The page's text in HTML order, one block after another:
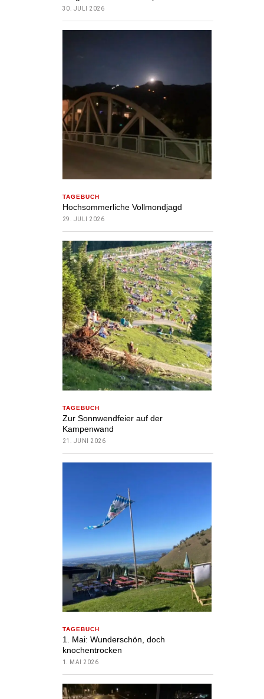
30. JULI 2026
TAGEBUCH
Hochsommerliche Vollmondjagd
29. JULI 2026
TAGEBUCH
Zur Sonnwendfeier auf der
Kampenwand
21. JUNI 2026
TAGEBUCH
1. Mai: Wunderschön, doch
knochentrocken
1. MAI 2026